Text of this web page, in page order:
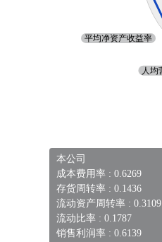
本公司
成本费用率 : 0.6269
存货周转率 : 0.1436
流动资产周转率 : 0.3109
流动比率 : 0.1787
销售利润率 : 0.6139